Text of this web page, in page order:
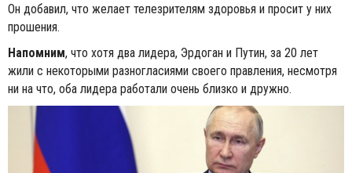
Он добавил, что желает телезрителям здоровья и просит у них
прошения.
Напомним, что хотя два лидера, Эрдоган и Путин, за 20 лет
жили с некоторыми разногласиями своего правления, несмотря
ни на что, оба лидера работали очень близко и дружно.